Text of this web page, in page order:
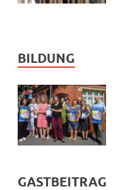
BILDUNG
GASTBEITRAG